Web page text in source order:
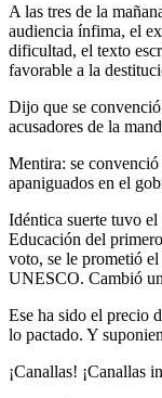
A las tres de la
audiencia ínfima, el
dificultad, el texto
favorable a la
Dijo que se
acusadores de la
Mentira: se
apaniguados en el
Idéntica suerte tuvo
Educación del
voto, se le prometió
UNESCO. Cambió
Ese ha sido el precio
lo pactado. Y
¡Canallas! ¡Canallas